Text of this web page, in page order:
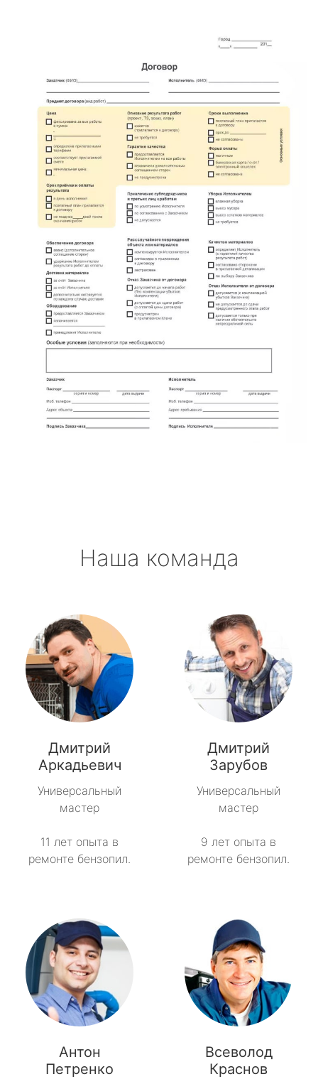
Наша команда
Дмитрий
Аркадьевич
Универсальный
мастер
11 лет опыта в
ремонте бензопил.
Дмитрий
Зарубов
Универсальный
мастер
9 лет опыта в
ремонте бензопил.
Антон
Петренко
Всеволод
Краснов